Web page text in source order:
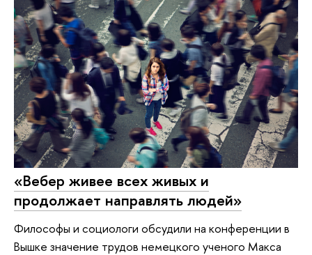
«Вебер живее всех живых и
продолжает направлять людей»
Философы и социологи обсудили на конференции в
Вышке значение трудов немецкого ученого Макса